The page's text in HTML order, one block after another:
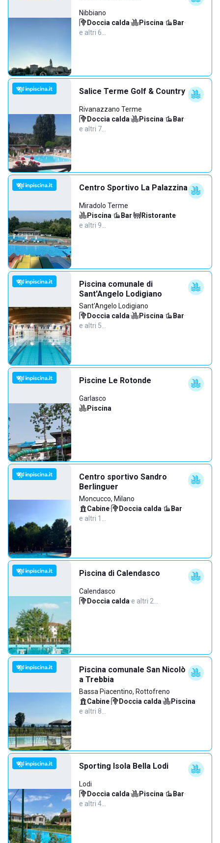
Nibbiano
Doccia calda· Piscina· Bar·
e altri 6…
Salice Terme Golf & Country
Rivanazzano Terme
Doccia calda· Piscina· Bar·
e altri 7…
Centro Sportivo La Palazzina
Miradolo Terme
Piscina· Bar· Ristorante·
e altri 9…
Piscina comunale di
Sant'Angelo Lodigiano
Sant'Angelo Lodigiano
Doccia calda· Piscina· Bar·
e altri 5…
Piscine Le Rotonde
Garlasco
Piscina
Centro sportivo Sandro
Berlinguer
Moncucco, Milano
Cabine· Doccia calda· Bar·
e altri 1…
Piscina di Calendasco
Calendasco
Doccia calda·e altri 2…
Piscina comunale San Nicolò
a Trebbia
Bassa Piacentino, Rottofreno
Cabine· Doccia calda· Piscina·
e altri 8…
Sporting Isola Bella Lodi
Lodi
Doccia calda· Piscina· Bar·
e altri 4…